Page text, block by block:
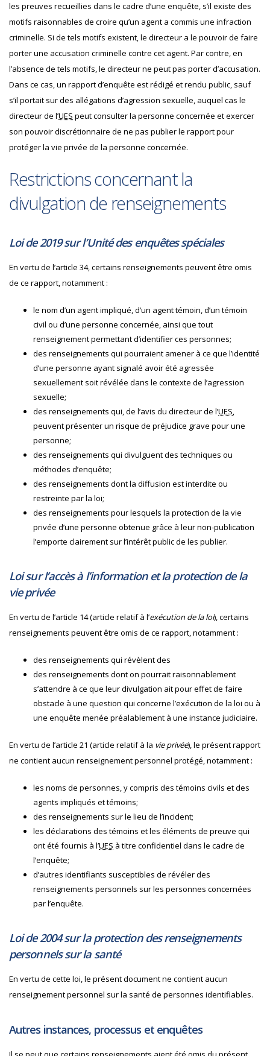
les preuves recueillies dans le cadre d’une enquête, s’il existe des
motifs raisonnables de croire qu’un agent a commis une infraction
criminelle. Si de tels motifs existent, le directeur a le pouvoir de faire
porter une accusation criminelle contre cet agent. Par contre, en
l’absence de tels motifs, le directeur ne peut pas porter d’accusation.
Dans ce cas, un rapport d’enquête est rédigé et rendu public, sauf
s’il portait sur des allégations d’agression sexuelle, auquel cas le
directeur de l’UES peut consulter la personne concernée et exercer
son pouvoir discrétionnaire de ne pas publier le rapport pour
protéger la vie privée de la personne concernée.
Restrictions concernant la
divulgation de renseignements
Loi de 2019 sur l’Unité des enquêtes spéciales
En vertu de l’article 34, certains renseignements peuvent être omis
de ce rapport, notamment :
le nom d’un agent impliqué, d’un agent témoin, d’un témoin
civil ou d’une personne concernée, ainsi que tout
renseignement permettant d’identifier ces personnes;
des renseignements qui pourraient amener à ce que l’identité
d’une personne ayant signalé avoir été agressée
sexuellement soit révélée dans le contexte de l’agression
sexuelle;
des renseignements qui, de l’avis du directeur de l’UES,
peuvent présenter un risque de préjudice grave pour une
personne;
des renseignements qui divulguent des techniques ou
méthodes d’enquête;
des renseignements dont la diffusion est interdite ou
restreinte par la loi;
des renseignements pour lesquels la protection de la vie
privée d’une personne obtenue grâce à leur non-publication
l’emporte clairement sur l’intérêt public de les publier.
Loi sur l’accès à l’information et la protection de la
vie privée
En vertu de l’article 14 (article relatif à l’exécution de la loi), certains
renseignements peuvent être omis de ce rapport, notamment :
des renseignements qui révèlent des
des renseignements dont on pourrait raisonnablement
s’attendre à ce que leur divulgation ait pour effet de faire
obstacle à une question qui concerne l’exécution de la loi ou à
une enquête menée préalablement à une instance judiciaire.
En vertu de l’article 21 (article relatif à la vie privée), le présent rapport
ne contient aucun renseignement personnel protégé, notamment :
les noms de personnes, y compris des témoins civils et des
agents impliqués et témoins;
des renseignements sur le lieu de l’incident;
les déclarations des témoins et les éléments de preuve qui
ont été fournis à l’UES à titre confidentiel dans le cadre de
l’enquête;
d’autres identifiants susceptibles de révéler des
renseignements personnels sur les personnes concernées
par l’enquête.
Loi de 2004 sur la protection des renseignements
personnels sur la santé
En vertu de cette loi, le présent document ne contient aucun
renseignement personnel sur la santé de personnes identifiables.
Autres instances, processus et enquêtes